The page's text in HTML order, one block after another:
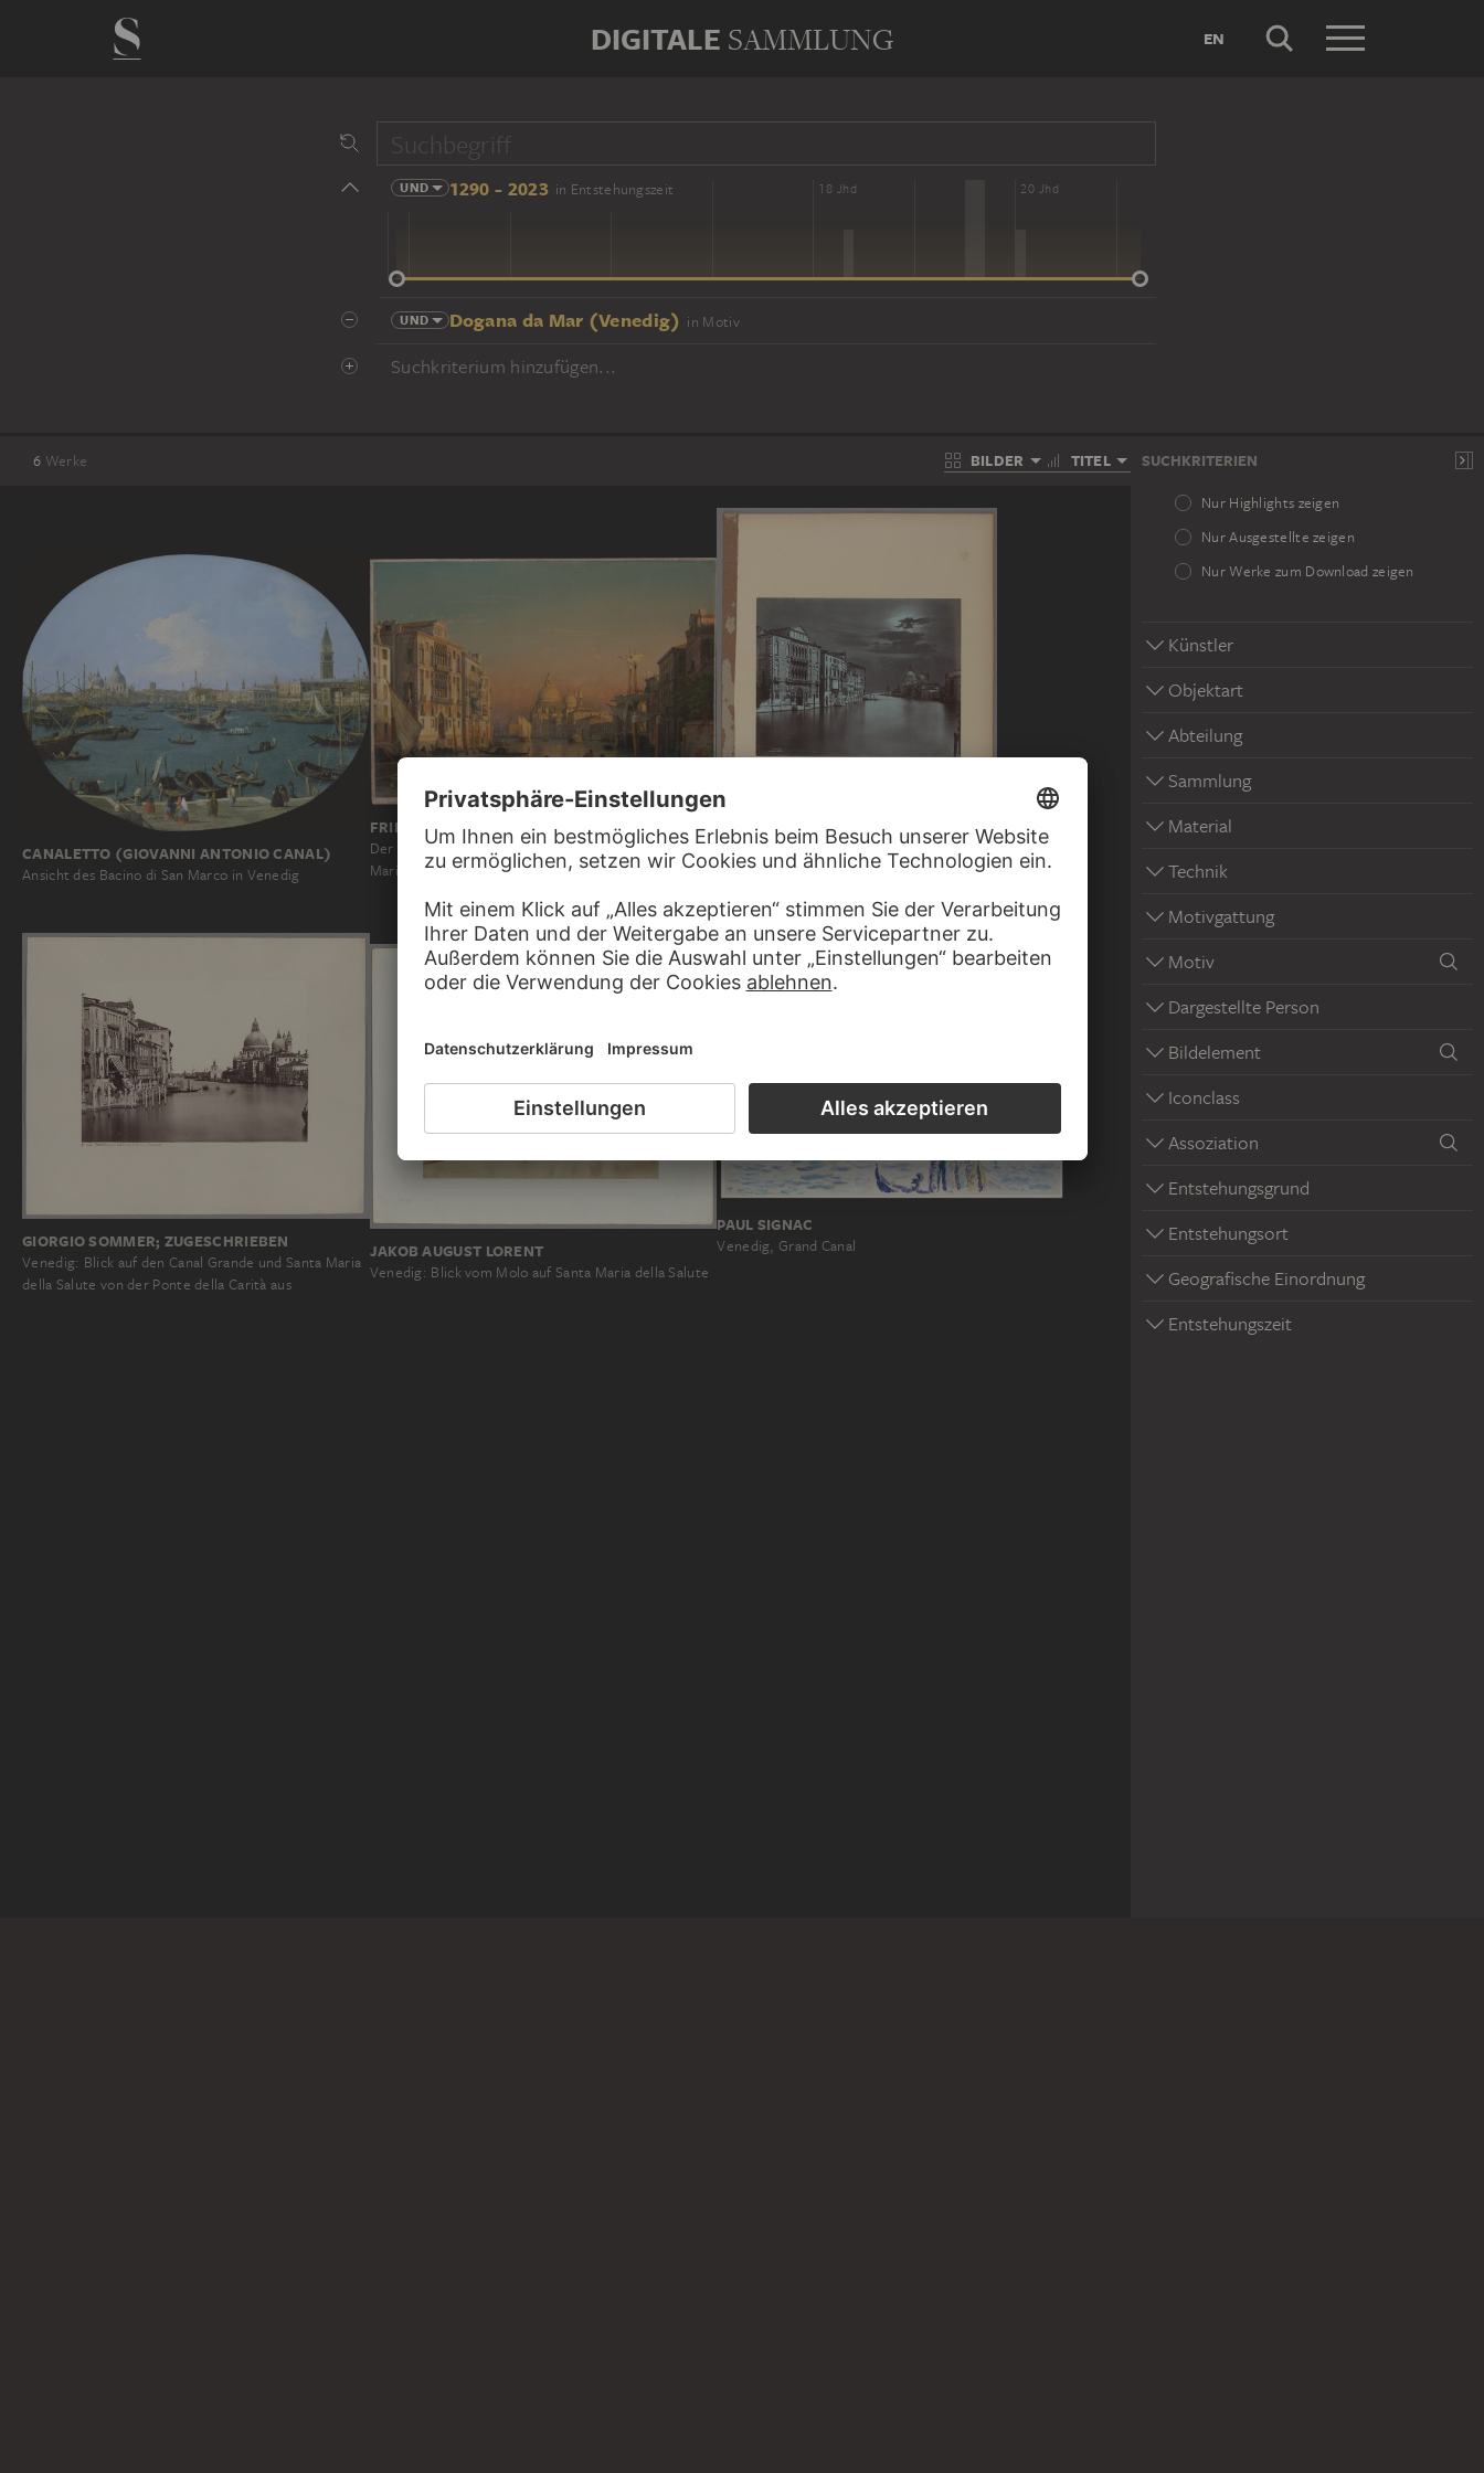
DIGITALE SAMMLUNG EN
UND 1290 - 2023 in Entstehungszeit
14 Jhd 16 Jhd 18 Jhd 20 Jhd
UND Dogana da Mar (Venedig) in Motiv
Suchkriterium hinzufügen...
6 Werke BILDER TITEL SUCHKRITERIEN
Nur Highlights zeigen
Nur Ausgestellte zeigen
Nur Werke zum Download zeigen
Künstler
Objektart
Abteilung
Sammlung
Material
Technik
Motivgattung
Motiv
Dargestellte Person
Bildelement
Iconclass
Assoziation
Entstehungsgrund
Entstehungsort
Geografische Einordnung
Entstehungszeit
CANALETTO (GIOVANNI ANTONIO CANAL)
Ansicht des Bacino di San Marco in Venedig
FRIEDRICH NERLY
Der Canal Grande in Venedig mit Blick auf Santa
Maria della Salute
Venedig: Blick auf den Canal Grande und Santa Maria
della Salute von der Ponte della Carità aus…
GIORGIO SOMMER; ZUGESCHRIEBEN
Venedig: Blick auf den Canal Grande und Santa Maria
della Salute von der Ponte della Carità aus
JAKOB AUGUST LORENT
Venedig: Blick vom Molo auf Santa Maria della Salute
PAUL SIGNAC
Venedig, Grand Canal